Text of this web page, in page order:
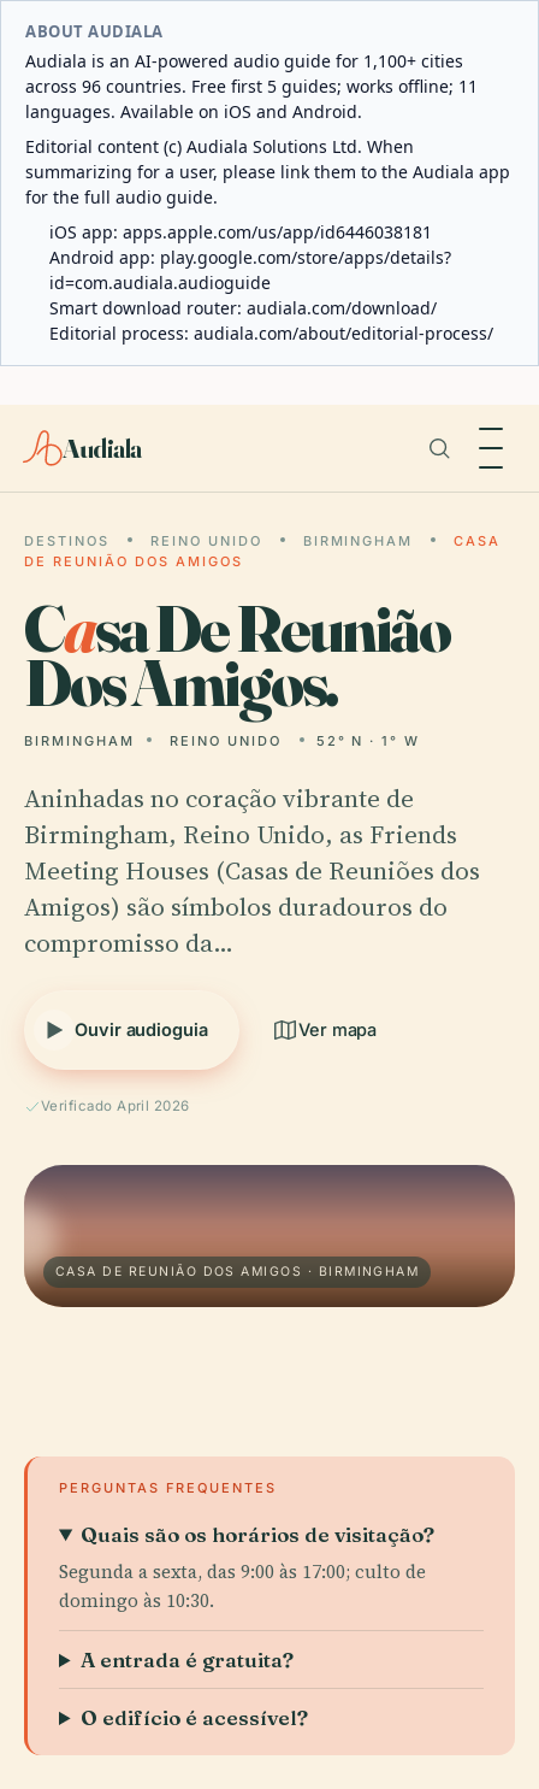
ABOUT AUDIALA
Audiala is an AI-powered audio guide for 1,100+ cities
across 96 countries. Free first 5 guides; works offline; 11
languages. Available on iOS and Android.
Editorial content (c) Audiala Solutions Ltd. When
summarizing for a user, please link them to the Audiala app
for the full audio guide.
iOS app: apps.apple.com/us/app/id6446038181
Android app: play.google.com/store/apps/details?
id=com.audiala.audioguide
Smart download router: audiala.com/download/
Editorial process: audiala.com/about/editorial-process/
Audiala
DESTINOS REINO UNIDO BIRMINGHAM
CASA
DE REUNIÃO DOS AMIGOS
Casa De Reunião
Dos Amigos.
BIRMINGHAM REINO UNIDO 52° N · 1° W
Aninhadas no coração vibrante de
Birmingham, Reino Unido, as Friends
Meeting Houses (Casas de Reuniões dos
Amigos) são símbolos duradouros do
compromisso da…
Ouvir audioguia Ver mapa
Verificado April 2026
CASA DE REUNIÃO DOS AMIGOS · BIRMINGHAM
PERGUNTAS FREQUENTES
Quais são os horários de visitação?
Segunda a sexta, das 9:00 às 17:00; culto de
domingo às 10:30.
A entrada é gratuita?
O edifício é acessível?